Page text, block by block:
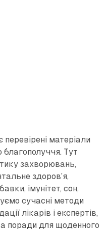
перевірені матеріали
благополуччя. Тут
захворювань,
здоров’я,
імунітет, сон,
сучасні методи
лікарів і експертів,
поради для щоденного